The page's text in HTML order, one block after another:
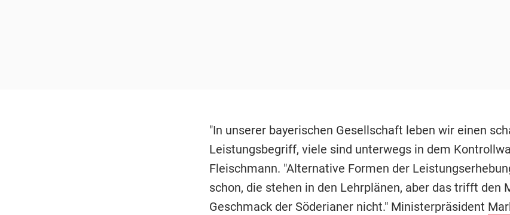
"In unserer bayerischen Gesellschaft leben wir einen
Leistungsbegriff, viele sind unterwegs in dem
Fleischmann. "Alternative Formen der
schon, die stehen in den Lehrplänen, aber das trifft den
Geschmack der Söderianer nicht." Ministerpräsident